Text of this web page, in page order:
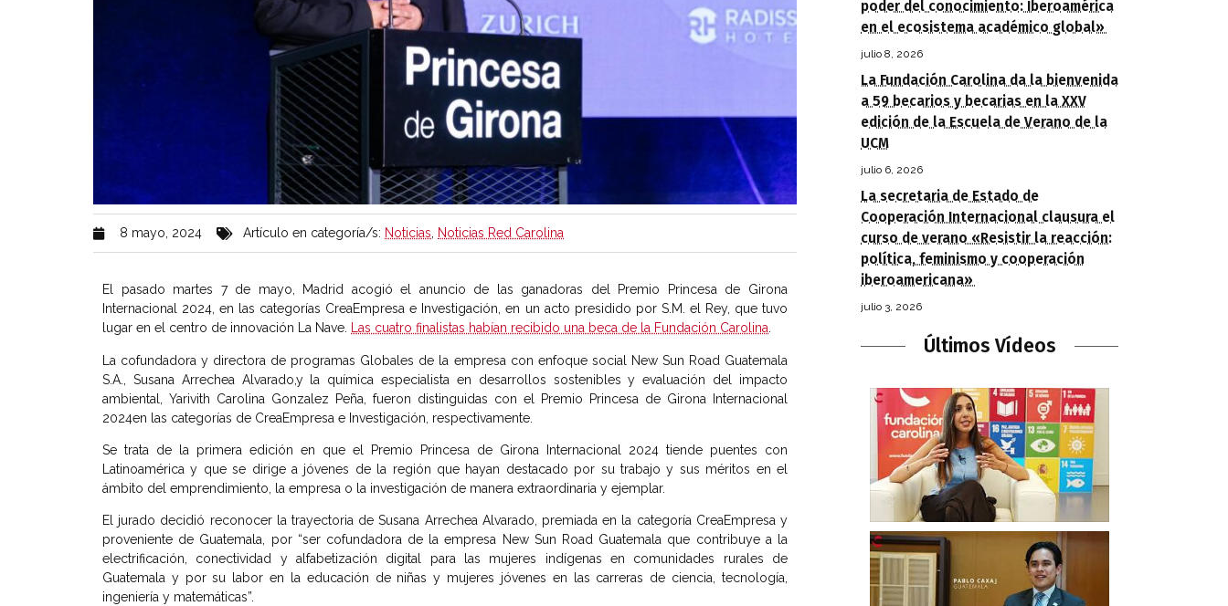
8 mayo, 2024 Artículo en categoría/s: Noticias, Noticias Red Carolina
El pasado martes 7 de mayo, Madrid acogió el anuncio de las ganadoras del Premio Princesa de Girona
Internacional 2024, en las categorías CreaEmpresa e Investigación, en un acto presidido por S.M. el Rey, que tuvo
lugar en el centro de innovación La Nave. Las cuatro finalistas habían recibido una beca de la Fundación Carolina.
La cofundadora y directora de programas Globales de la empresa con enfoque social New Sun Road Guatemala
S.A., Susana Arrechea Alvarado,y la química especialista en desarrollos sostenibles y evaluación del impacto
ambiental, Yarivith Carolina Gonzalez Peña, fueron distinguidas con el Premio Princesa de Girona Internacional
2024en las categorías de CreaEmpresa e Investigación, respectivamente.
Se trata de la primera edición en que el Premio Princesa de Girona Internacional 2024 tiende puentes con
Latinoamérica y que se dirige a jóvenes de la región que hayan destacado por su trabajo y sus méritos en el
ámbito del emprendimiento, la empresa o la investigación de manera extraordinaria y ejemplar.
El jurado decidió reconocer la trayectoria de Susana Arrechea Alvarado, premiada en la categoría CreaEmpresa y
proveniente de Guatemala, por “ser cofundadora de la empresa New Sun Road Guatemala que contribuye a la
electrificación, conectividad y alfabetización digital para las mujeres indígenas en comunidades rurales de
Guatemala y por su labor en la educación de niñas y mujeres jóvenes en las carreras de ciencia, tecnología,
ingeniería y matemáticas”.
poder del conocimiento: Iberoamérica
en el ecosistema académico global»
julio 8, 2026
La Fundación Carolina da la bienvenida
a 59 becarios y becarias en la XXV
edición de la Escuela de Verano de la
UCM
julio 6, 2026
La secretaria de Estado de
Cooperación Internacional clausura el
curso de verano «Resistir la reacción:
política, feminismo y cooperación
iberoamericana»
julio 3, 2026
Últimos Vídeos